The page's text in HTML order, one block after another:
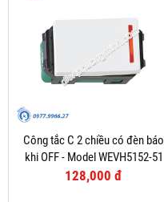
Công tắc C 2 chiều có đèn báo
khi OFF - Model WEVH5152-51
128,000 đ